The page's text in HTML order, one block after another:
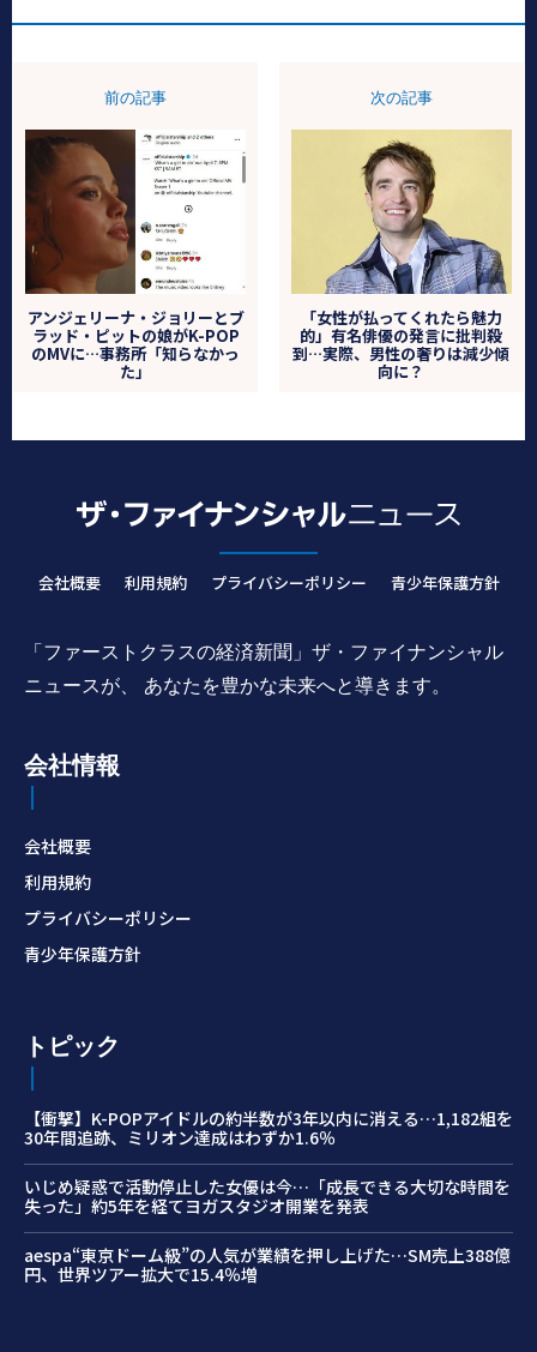
前の記事
アンジェリーナ・ジョリーとブ
ラッド・ピットの娘がK-POP
のMVに…事務所「知らなかっ
た」
次の記事
「女性が払ってくれたら魅力
的」有名俳優の発言に批判殺
到…実際、男性の奢りは減少傾
向に？
会社概要 利用規約 プライバシーポリシー 青少年保護方針
「ファーストクラスの経済新聞」ザ・ファイナンシャル
ニュースが、 あなたを豊かな未来へと導きます。
会社情報
会社概要
利用規約
プライバシーポリシー
青少年保護方針
トピック
【衝撃】K-POPアイドルの約半数が3年以内に消える…1,182組を
30年間追跡、ミリオン達成はわずか1.6％
いじめ疑惑で活動停止した女優は今…「成長できる大切な時間を
失った」約5年を経てヨガスタジオ開業を発表
aespa“東京ドーム級”の人気が業績を押し上げた…SM売上388億
円、世界ツアー拡大で15.4％増